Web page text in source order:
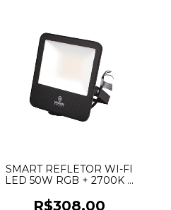
SMART REFLETOR WI-FI
LED 50W RGB + 2700K A
R$308,00